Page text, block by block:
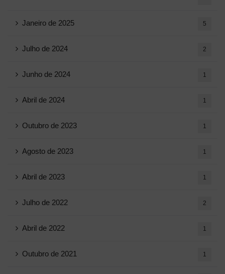
Janeiro de 2025 5
Julho de 2024 2
Junho de 2024 1
Abril de 2024 1
Outubro de 2023 1
Agosto de 2023 1
Abril de 2023 1
Julho de 2022 2
Abril de 2022 1
Outubro de 2021 1